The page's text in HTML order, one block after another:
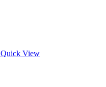
Quick View